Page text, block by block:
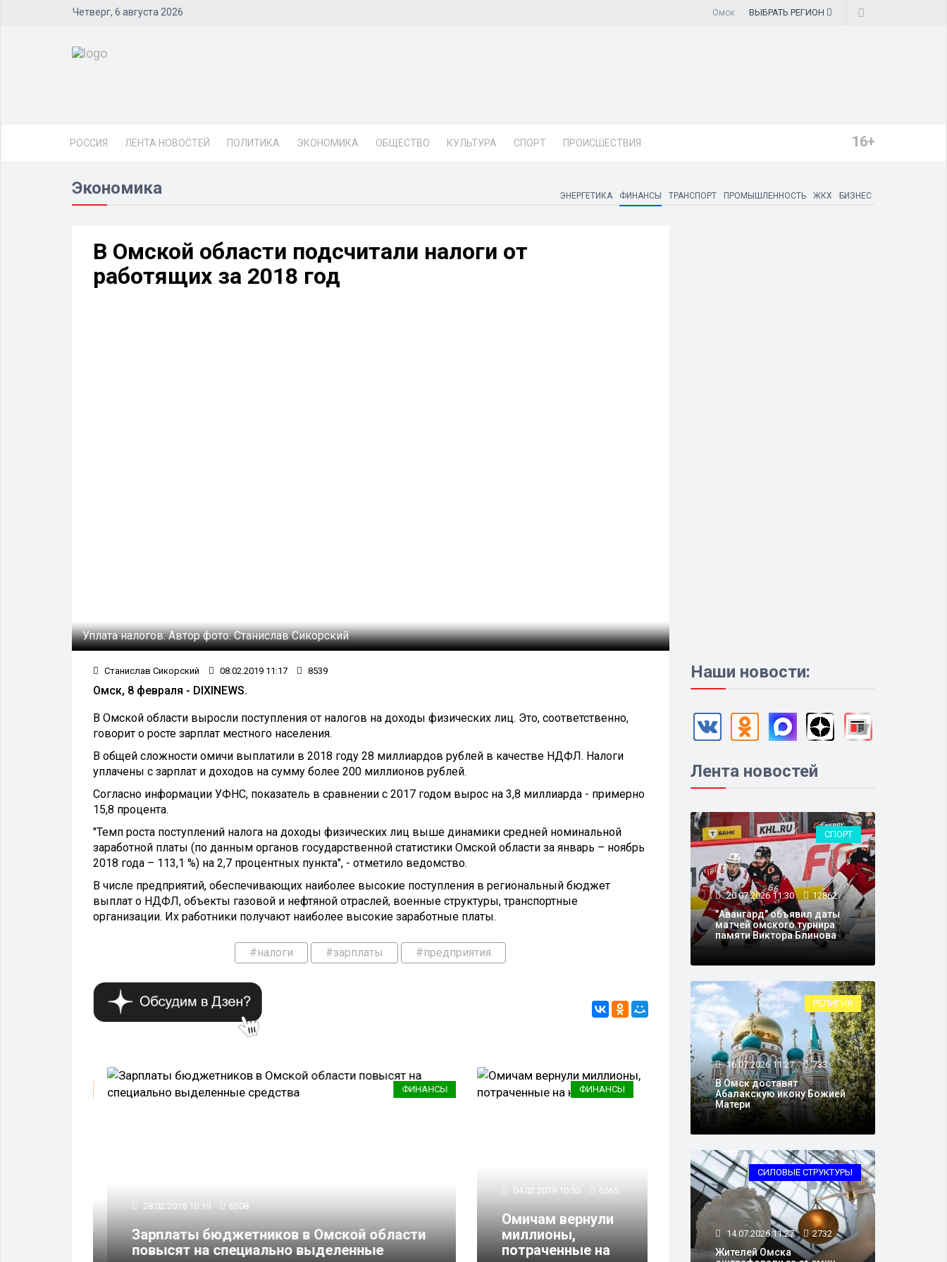
Четверг, 6 августа 2026 Омск ВЫБРАТЬ РЕГИОН
РОССИЯ ЛЕНТА НОВОСТЕЙ ПОЛИТИКА ЭКОНОМИКА ОБЩЕСТВО КУЛЬТУРА СПОРТ ПРОИСШЕСТВИЯ 16+
Экономика ЭНЕРГЕТИКА ФИНАНСЫ ТРАНСПОРТ ПРОМЫШЛЕННОСТЬ ЖКХ БИЗНЕС
В Омской области подсчитали налоги от
работящих за 2018 год
Уплата налогов.Автор фото:Станислав Сикорский
Станислав Сикорский 08.02.2019 11:17 8539
Омск, 8 февраля - DIXINEWS.
В Омской области выросли поступления от налогов на доходы физических лиц. Это, соответственно,
говорит о росте зарплат местного населения.
В общей сложности омичи выплатили в 2018 году 28 миллиардов рублей в качестве НДФЛ. Налоги
уплачены с зарплат и доходов на сумму более 200 миллионов рублей.
Согласно информации УФНС, показатель в сравнении с 2017 годом вырос на 3,8 миллиарда - примерно
15,8 процента.
"Темп роста поступлений налога на доходы физических лиц выше динамики средней номинальной
заработной платы (по данным органов государственной статистики Омской области за январь – ноябрь
2018 года – 113,1 %) на 2,7 процентных пункта", - отметило ведомство.
В числе предприятий, обеспечивающих наиболее высокие поступления в региональный бюджет
выплат о НДФЛ, объекты газовой и нефтяной отраслей, военные структуры, транспортные
организации. Их работники получают наиболее высокие заработные платы.
#налоги #зарплаты #предприятия
ФИНАНСЫ
28.02.2018 10:19 6308
Зарплаты бюджетников в Омской области
повысят на специально выделенные
ФИНАНСЫ
04.02.2019 10:55 6565
Омичам вернули
миллионы,
потраченные на
Наши новости:
Лента новостей
СПОРТ
20.07.2026 11:30 12862
"Авангард" объявил даты
матчей омского турнира
памяти Виктора Блинова
РЕЛИГИЯ
16.07.2026 11:27 733
В Омск доставят
Абалакскую икону Божией
Матери
СИЛОВЫЕ СТРУКТУРЫ
14.07.2026 11:27 2732
Жителей Омска